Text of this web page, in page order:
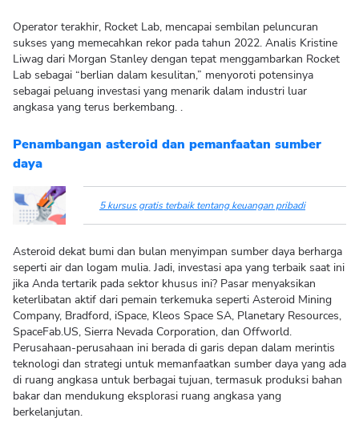
Operator terakhir, Rocket Lab, mencapai sembilan peluncuran
sukses yang memecahkan rekor pada tahun 2022. Analis Kristine
Liwag dari Morgan Stanley dengan tepat menggambarkan Rocket
Lab sebagai “berlian dalam kesulitan,” menyoroti potensinya
sebagai peluang investasi yang menarik dalam industri luar
angkasa yang terus berkembang. .
Penambangan asteroid dan pemanfaatan sumber
daya
5 kursus gratis terbaik tentang keuangan pribadi
Asteroid dekat bumi dan bulan menyimpan sumber daya berharga
seperti air dan logam mulia. Jadi, investasi apa yang terbaik saat ini
jika Anda tertarik pada sektor khusus ini? Pasar menyaksikan
keterlibatan aktif dari pemain terkemuka seperti Asteroid Mining
Company, Bradford, iSpace, Kleos Space SA, Planetary Resources,
SpaceFab.US, Sierra Nevada Corporation, dan Offworld.
Perusahaan-perusahaan ini berada di garis depan dalam merintis
teknologi dan strategi untuk memanfaatkan sumber daya yang ada
di ruang angkasa untuk berbagai tujuan, termasuk produksi bahan
bakar dan mendukung eksplorasi ruang angkasa yang
berkelanjutan.